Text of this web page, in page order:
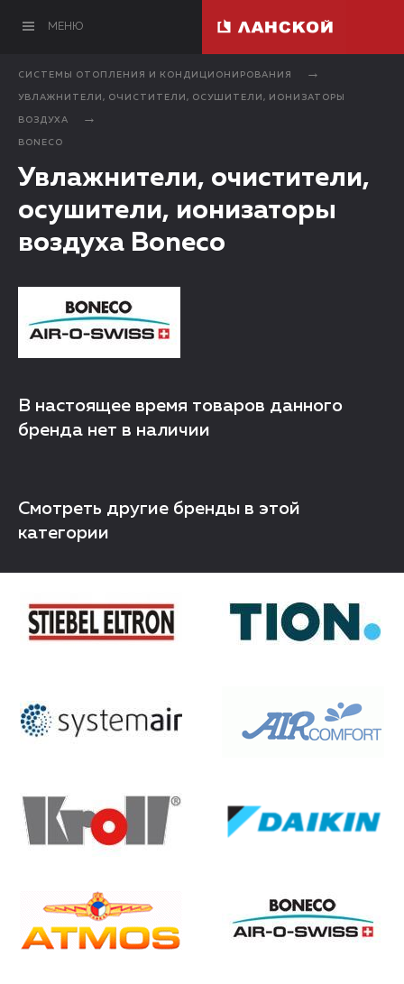
МЕНЮ
СИСТЕМЫ ОТОПЛЕНИЯ И КОНДИЦИОНИРОВАНИЯ
УВЛАЖНИТЕЛИ, ОЧИСТИТЕЛИ, ОСУШИТЕЛИ, ИОНИЗАТОРЫ
ВОЗДУХА
BONECO
Увлажнители, очистители,
осушители, ионизаторы
воздуха Boneco
В настоящее время товаров данного
бренда нет в наличии
Смотреть другие бренды в этой
категории